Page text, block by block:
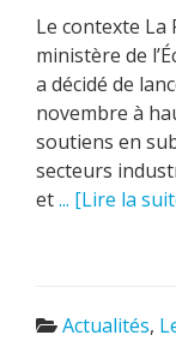
Le contexte La
ministère de
a décidé de
novembre à
soutiens en
secteurs
et... [Lire la
Actualités,